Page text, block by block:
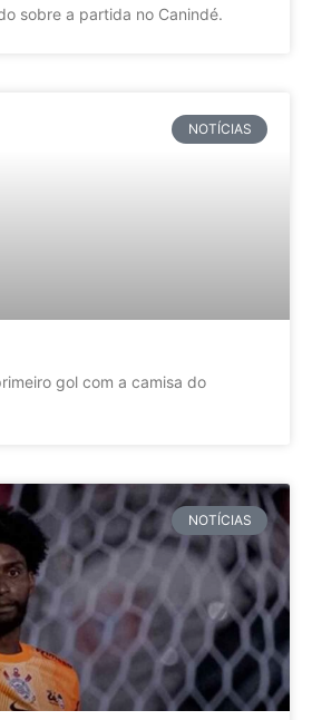
sobre a partida no Canindé.
NOTÍCIAS
gol com a camisa do
NOTÍCIAS